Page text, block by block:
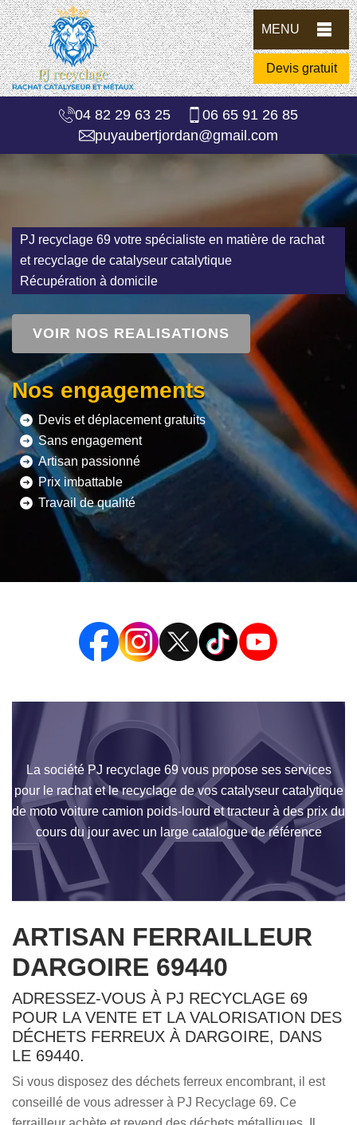
MENU
Devis gratuit
04 82 29 63 25
06 65 91 26 85
puyaubertjordan@gmail.com
PJ recyclage 69 votre spécialiste en matière de rachat
et recyclage de catalyseur catalytique
Récupération à domicile
VOIR NOS REALISATIONS
Nos engagements
Devis et déplacement gratuits
Sans engagement
Artisan passionné
Prix imbattable
Travail de qualité
La société PJ recyclage 69 vous propose ses services
pour le rachat et le recyclage de vos catalyseur catalytique
de moto voiture camion poids-lourd et tracteur à des prix du
cours du jour avec un large catalogue de référence
ARTISAN FERRAILLEUR
DARGOIRE 69440
ADRESSEZ-VOUS À PJ RECYCLAGE 69
POUR LA VENTE ET LA VALORISATION DES
DÉCHETS FERREUX À DARGOIRE, DANS
LE 69440.
Si vous disposez des déchets ferreux encombrant, il est
conseillé de vous adresser à PJ Recyclage 69. Ce